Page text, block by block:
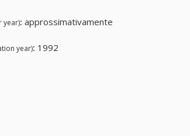
year): approssimativamente
year): 1992